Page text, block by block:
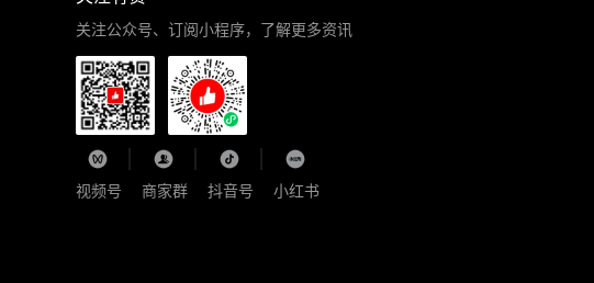
关注公众号、订阅小程序，了解更多资讯
视频号 商家群 抖音号 小红书